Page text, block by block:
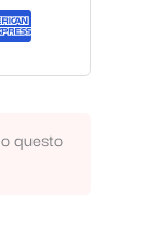
questo